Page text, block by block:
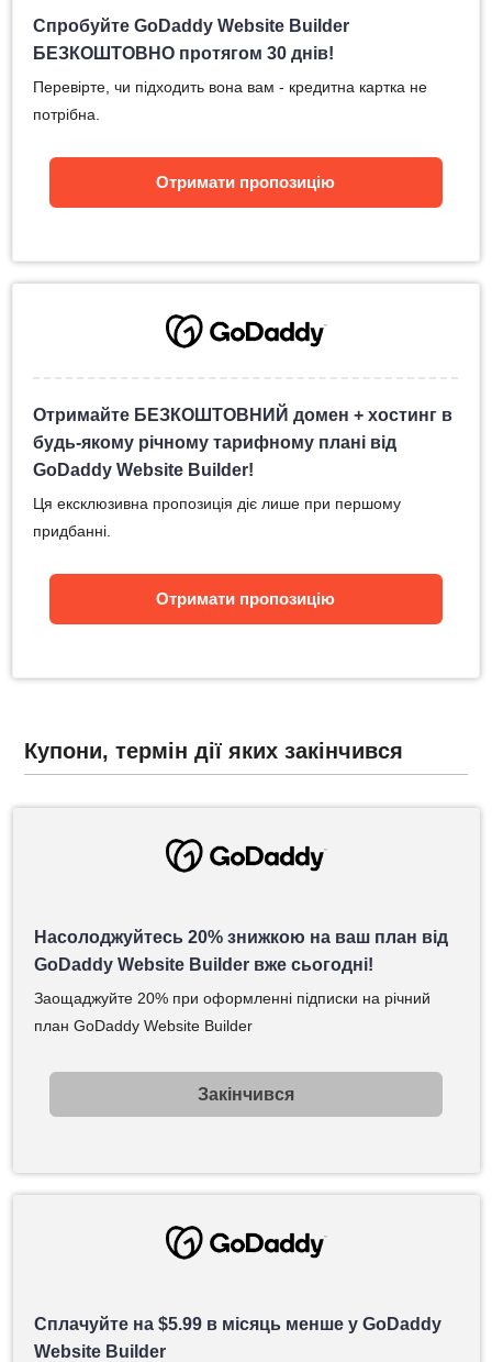
Спробуйте GoDaddy Website Builder
БЕЗКОШТОВНО протягом 30 днів!
Перевірте, чи підходить вона вам - кредитна картка не
потрібна.
Отримати пропозицію
Отримайте БЕЗКОШТОВНИЙ домен + хостинг в
будь-якому річному тарифному плані від
GoDaddy Website Builder!
Ця ексклюзивна пропозиція діє лише при першому
придбанні.
Отримати пропозицію
Купони, термін дії яких закінчився
Насолоджуйтесь 20% знижкою на ваш план від
GoDaddy Website Builder вже сьогодні!
Заощаджуйте 20% при оформленні підписки на річний
план GoDaddy Website Builder
Закінчився
Сплачуйте на $5.99в місяць менше у GoDaddy
Website Builder